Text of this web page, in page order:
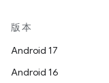
版本
Android 17
Android 16